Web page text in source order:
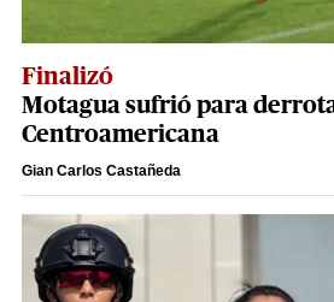
Finalizó
Motagua sufrió para
Centroamericana
Gian Carlos Castañeda